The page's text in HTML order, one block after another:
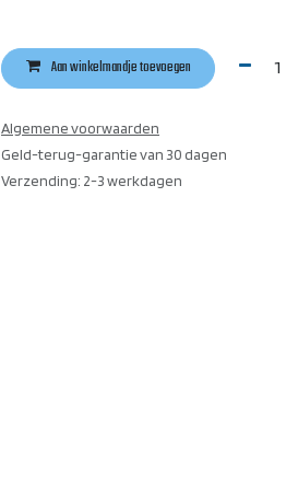
Aan winkelmandje toevoegen
Algemene voorwaarden
Geld-terug-garantie van 30 dagen
Verzending: 2-3 werkdagen